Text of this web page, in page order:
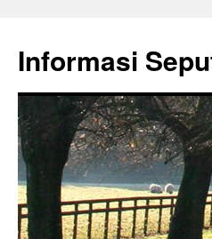
content
Informasi